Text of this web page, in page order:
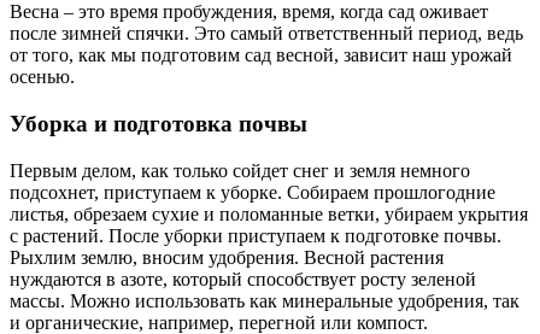
Весна – это время пробуждения, время, когда сад оживает
после зимней спячки. Это самый ответственный период, ведь
от того, как мы подготовим сад весной, зависит наш урожай
осенью.
Уборка и подготовка почвы
Первым делом, как только сойдет снег и земля немного
подсохнет, приступаем к уборке. Собираем прошлогодние
листья, обрезаем сухие и поломанные ветки, убираем укрытия
с растений. После уборки приступаем к подготовке почвы.
Рыхлим землю, вносим удобрения. Весной растения
нуждаются в азоте, который способствует росту зеленой
массы. Можно использовать как минеральные удобрения, так
и органические, например, перегной или компост.